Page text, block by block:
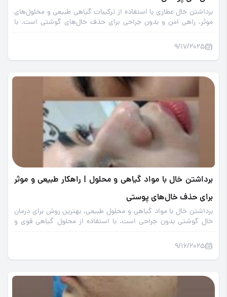
برداشتن خال عطاری با استفاده از ترکیبات گیاهی طبیعی و محلول‌های
موثر، راهی امن و بدون جراحی برای حذف خال‌های گوشتی است. با
خانگی به راحتی پوست زیباتر داشته باشید.
9/17/2025
برداشتن خال با مواد گیاهی و محلول | راهکار طبیعی و موثر
برای حذف خال‌های پوستی
برداشتن خال با مواد گیاهی و محلول طبیعی، بهترین روش برای درمان
خال گوشتی بدون جراحی است. با استفاده از محلول گیاهی قوی و
ببرید.9/16/2025